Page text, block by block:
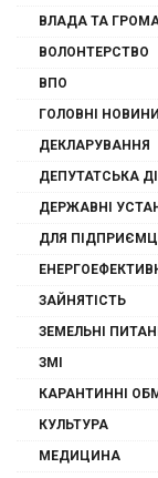
ВЛАДА ТА
ВОЛОНТЕРСТВО
ВПО
ГОЛОВНІ НОВИНИ
ДЕКЛАРУВАННЯ
ДЕПУТАТСЬКА
ДЕРЖАВНІ
ДЛЯ
ЗАЙНЯТІСТЬ
ЗЕМЕЛЬНІ
ЗМІ
КАРАНТИННІ
КУЛЬТУРА
МЕДИЦИНА